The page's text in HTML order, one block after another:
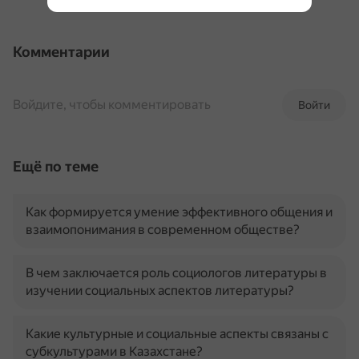
Комментарии
Войти
Войдите, чтобы комментировать
Ещё по теме
Как формируется умение эффективного общения и
взаимопонимания в современном обществе?
В чем заключается роль социологов литературы в
изучении социальных аспектов литературы?
Какие культурные и социальные аспекты связаны с
субкультурами в Казахстане?